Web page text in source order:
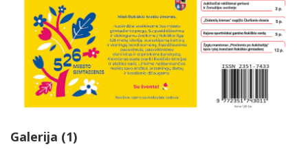
Galerija (1)